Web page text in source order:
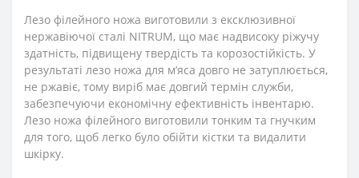
Лезо філейного ножа виготовили з ексклюзивної
нержавіючої сталі NITRUM, що має надвисоку ріжучу
здатність, підвищену твердість та корозостійкість. У
результаті лезо ножа для м’яса довго не затуплюється,
не ржавіє, тому виріб має довгий термін служби,
забезпечуючи економічну ефективність інвентарю.
Лезо ножа філейного виготовили тонким та гнучким
для того, щоб легко було обійти кістки та видалити
шкірку.